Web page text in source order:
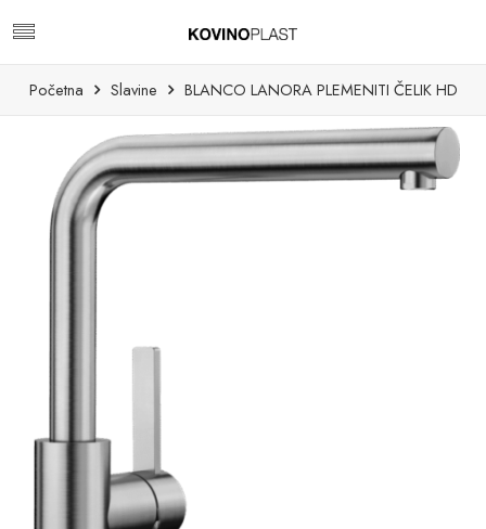
Početna Slavine BLANCO LANORA PLEMENITI ČELIK HD